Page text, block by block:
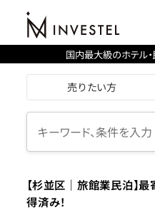
国内最大級のホテル・
売りたい方
【杉並区｜旅館業民泊】
得済み！